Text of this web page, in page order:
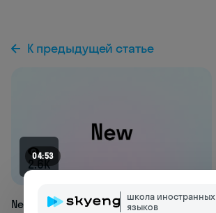
К предыдущей статье
2.6K
New
04:48
школа иностранных
языков